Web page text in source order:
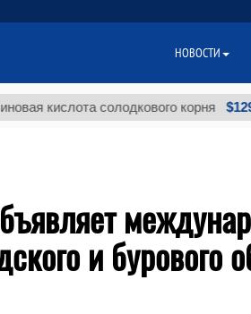
кислота солодкового корня $12935,18
и бурового
НОВОСТИ